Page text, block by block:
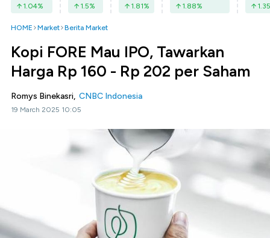
1.04% 1.5% 1.81% 1.88% 1.35
HOME Market Berita Market
Kopi FORE Mau IPO, Tawarkan
Harga Rp 160 - Rp 202 per Saham
Romys Binekasri, CNBC Indonesia
19 March 2025 10:05